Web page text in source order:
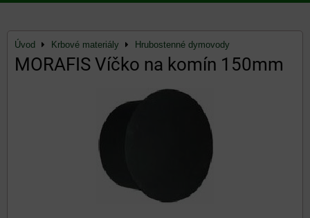
Úvod Krbové materiály Hrubostenné dymovody
MORAFIS Víčko na komín 150mm